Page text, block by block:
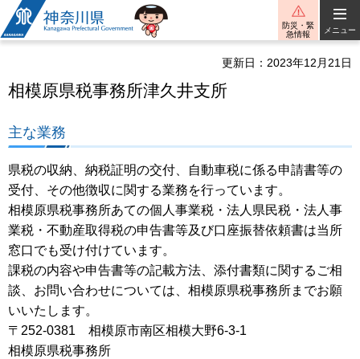
神奈川県
防災・緊
急情報
メニュー
更新日：2023年12月21日
相模原県税事務所津久井支所
主な業務
県税の収納、納税証明の交付、自動車税に係る申請書等の
受付、その他徴収に関する業務を行っています。
相模原県税事務所あての個人事業税・法人県民税・法人事
業税・不動産取得税の申告書等及び口座振替依頼書は当所
窓口でも受け付けています。
課税の内容や申告書等の記載方法、添付書類に関するご相
談、お問い合わせについては、相模原県税事務所までお願
いいたします。
〒252-0381 相模原市南区相模大野6-3-1
相模原県税事務所